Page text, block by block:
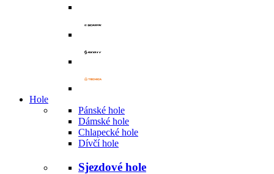
Hole
Pánské hole
Dámské hole
Chlapecké hole
Dívčí hole
Sjezdové hole